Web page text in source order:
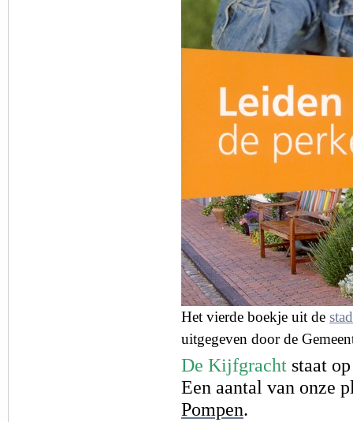
Het vierde boekje uit de
uitgegeven door de
De Kijfgracht staat
Een aantal van onze
Pompen.